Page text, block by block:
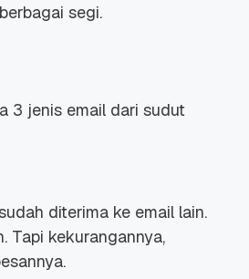
segi.
3 jenis email dari sudut
diterima ke email lain.
Tapi kekurangannya,